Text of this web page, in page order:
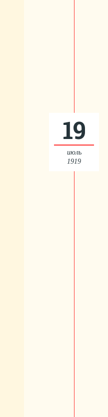
19
июль
1919